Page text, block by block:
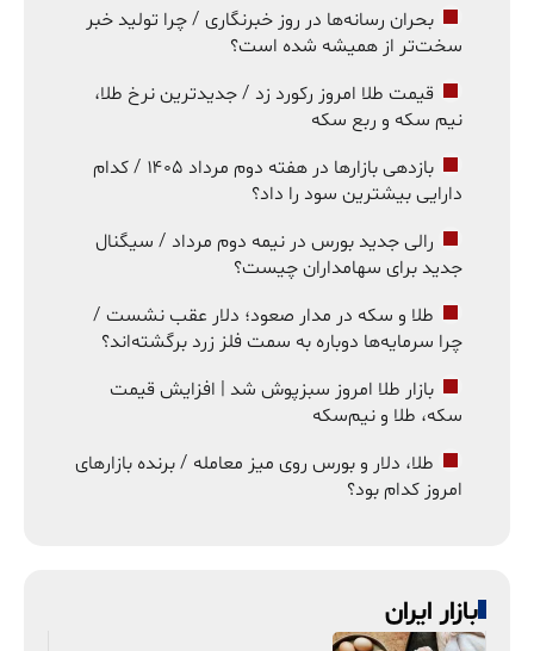
بحران رسانه‌ها در روز خبرنگاری / چرا تولید خبر
سخت‌تر از همیشه شده است؟
قیمت طلا امروز رکورد زد / جدیدترین نرخ طلا،
نیم سکه و ربع سکه
بازدهی بازارها در هفته دوم مرداد ۱۴۰۵ / کدام
دارایی بیشترین سود را داد؟
رالی جدید بورس در نیمه دوم مرداد / سیگنال
جدید برای سهامداران چیست؟
طلا و سکه در مدار صعود؛ دلار عقب نشست /
چرا سرمایه‌ها دوباره به سمت فلز زرد برگشته‌اند؟
بازار طلا امروز سبزپوش شد | افزایش قیمت
سکه، طلا و نیم‌سکه
طلا، دلار و بورس روی میز معامله / برنده بازارهای
امروز کدام بود؟
بازار ایران